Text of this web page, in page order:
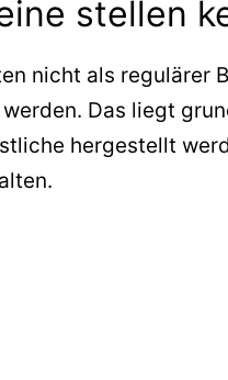
stellen
nicht als regulärer
Das liegt
hergestellt